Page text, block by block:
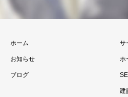
ホーム
お知らせ
ブログ
サ
ホ
建